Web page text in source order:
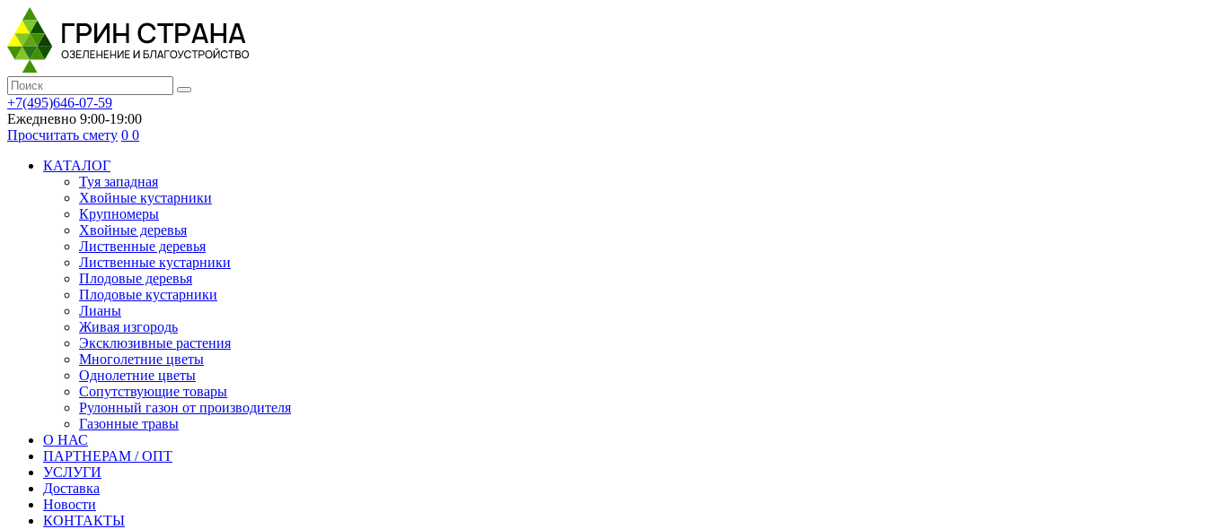
+7(495)646-07-59
Ежедневно 9:00-19:00
Просчитать смету 0 0
КАТАЛОГ
Туя западная
Хвойные кустарники
Крупномеры
Хвойные деревья
Лиственные деревья
Лиственные кустарники
Плодовые деревья
Плодовые кустарники
Лианы
Живая изгородь
Эксклюзивные растения
Многолетние цветы
Однолетние цветы
Сопутствующие товары
Рулонный газон от производителя
Газонные травы
О НАС
ПАРТНЕРАМ / ОПТ
УСЛУГИ
Доставка
Новости
КОНТАКТЫ